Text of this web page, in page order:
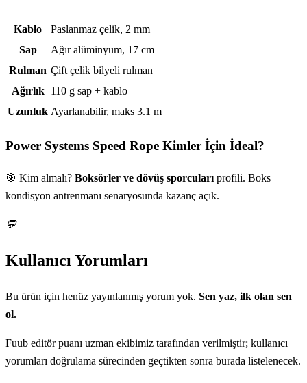
Teknik özellikler
Kablo
Paslanmaz çelik, 2 mm
Sap
Ağır alüminyum, 17 cm
Rulman Çift çelik bilyeli rulman
Ağırlık
110 g sap + kablo
Uzunluk Ayarlanabilir, maks 3.1 m
Power Systems Speed Rope Kimler İçin İdeal?
🎯 Kim almalı? Boksörler ve dövüş sporcuları profili. Boks
kondisyon antrenmanı senaryosunda kazanç açık.
💬
Kullanıcı Yorumları
Bu ürün için henüz yayınlanmış yorum yok. Sen yaz, ilk olan sen
ol.
Fuub editör puanı uzman ekibimiz tarafından verilmiştir; kullanıcı
yorumları doğrulama sürecinden geçtikten sonra burada listelenecek.